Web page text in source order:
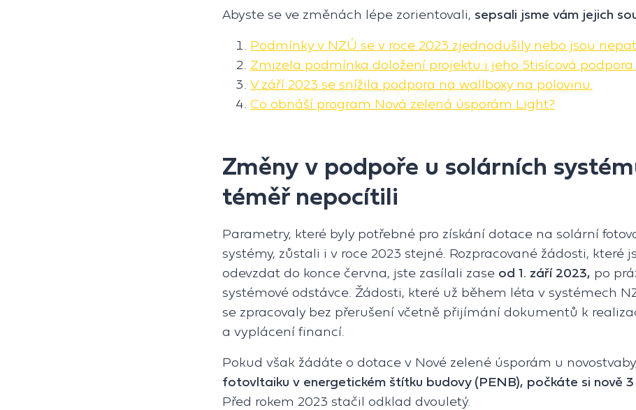
Abyste se ve změnách lépe zorientovali, sepsali jsme vám jejich
Podmínky v NZÚ se v roce 2023 zjednodušily nebo jsou
Zmizela podmínka doložení projektu i jeho 5tisícová podpora.
V září 2023 se snížila podpora na wallboxy na polovinu.
Co obnáší program Nová zelená úsporám Light?
Změny v podpoře u solárních
téměř nepocítili
Parametry, které byly potřebné pro získání dotace na solární
systémy, zůstali i v roce 2023 stejné. Rozpracované žádosti, které
odevzdat do konce června, jste zasílali zase od 1. září 2023, po
systémové odstávce. Žádosti, které už během léta v systémech
se zpracovaly bez přerušení včetně přijímání dokumentů k
a vyplácení financí.
Pokud však žádáte o dotace v Nové zelené úsporám u
fotovltaiku v energetickém štítku budovy (PENB), počkáte si nově
Před rokem 2023 stačil odklad dvouletý.